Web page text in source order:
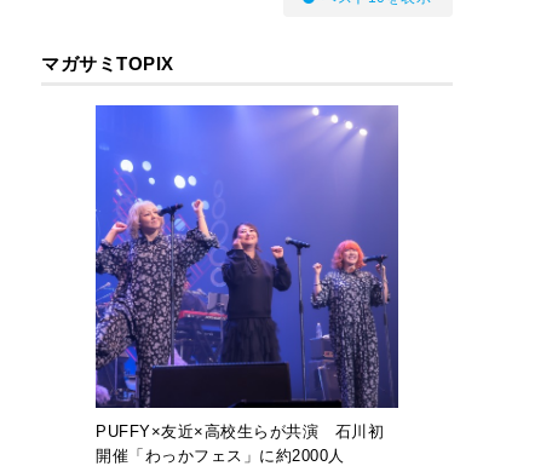
マガサミTOPIX
PUFFY×友近×高校生らが共演 石川初
開催「わっかフェス」に約2000人